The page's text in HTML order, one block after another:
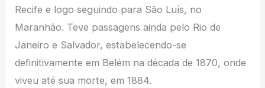
Recife e logo seguindo para São Luís, no
Maranhão. Teve passagens ainda pelo Rio de
Janeiro e Salvador, estabelecendo-se
definitivamente em Belém na década de 1870, onde
viveu até sua morte, em 1884.